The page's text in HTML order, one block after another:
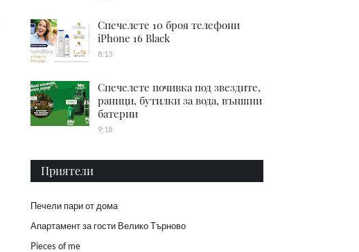
Спечелете 10 броя телефони
iPhone 16 Black
8:13
Спечелете почивка под звездите,
раници, бутилки за вода, външни
батерии
9:18
Приятели
Печели пари от дома
Апартамент за гости Велико Търново
Pieces of me